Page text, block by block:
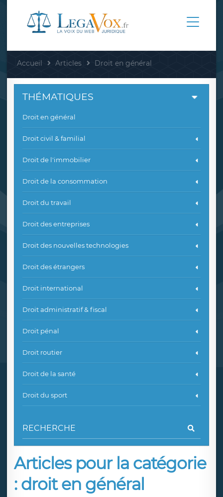
Accueil Articles Droit en général
Articles pour la catégorie
: droit en général
THÉMATIQUES
Droit en général
Droit civil & familial
Droit de l'immobilier
Droit de la consommation
Droit du travail
Droit des entreprises
Droit des nouvelles technologies
Droit des étrangers
Droit international
Droit administratif & fiscal
Droit pénal
Droit routier
Droit de la santé
Droit du sport